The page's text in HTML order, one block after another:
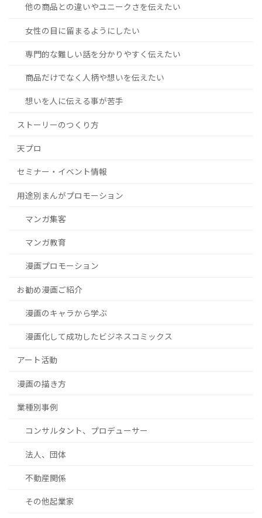
他の商品との違いやユニークさを伝えたい
女性の目に留まるようにしたい
専門的な難しい話を分かりやすく伝えたい
商品だけでなく人柄や想いを伝えたい
想いを人に伝える事が苦手
ストーリーのつくり方
天プロ
セミナー・イベント情報
用途別まんがプロモーション
マンガ集客
マンガ教育
漫画プロモーション
お勧め漫画ご紹介
漫画のキャラから学ぶ
漫画化して成功したビジネスコミックス
アート活動
漫画の描き方
業種別事例
コンサルタント、プロデューサー
法人、団体
不動産関係
その他起業家